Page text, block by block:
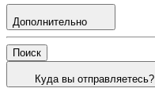
Дополнительно
Поиск
Куда вы отправляетесь?